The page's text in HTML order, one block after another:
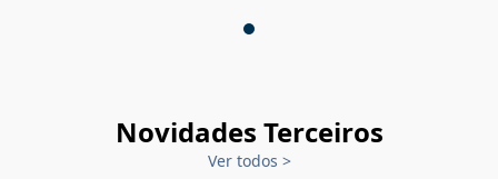
Novidades Terceiros
Ver todos >